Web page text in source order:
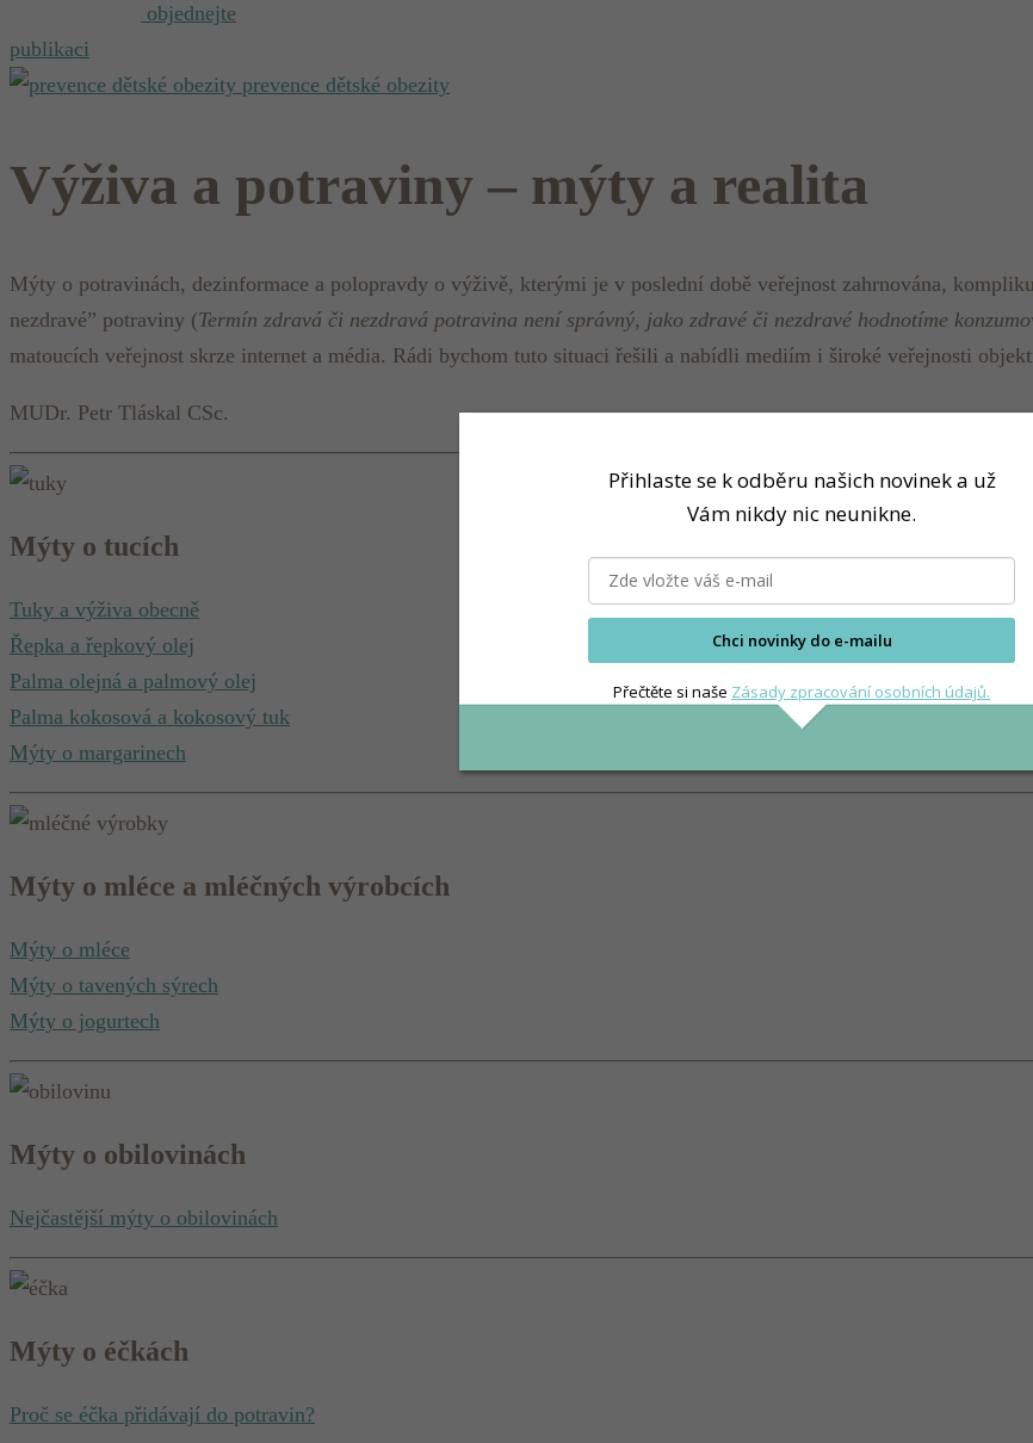
objednejte
publikaci
prevence dětské obezity
Výživa a potraviny – mýty a realita
Mýty o potravinách, dezinformace a polopravdy o výživě, kterými je v poslední době veřejnost zahrnována,
nezdravé” potraviny (Termín zdravá či nezdravá potravina není správný, jako zdravé či nezdravé hodnotíme
matoucích veřejnost skrze internet a média. Rádi bychom tuto situaci řešili a nabídli mediím i široké veřejnosti
MUDr. Petr Tláskal CSc.
Mýty o tucích
Tuky a výživa obecně
Řepka a řepkový olej
Palma olejná a palmový olej
Palma kokosová a kokosový tuk
Mýty o margarinech
Mýty o mléce a mléčných výrobcích
Mýty o mléce
Mýty o tavených sýrech
Mýty o jogurtech
Mýty o obilovinách
Nejčastější mýty o obilovinách
Mýty o éčkách
Proč se éčka přidávají do potravin?
Přihlaste se k odběru našich novinek a už
Vám nikdy nic neunikne.
Chci novinky do e-mailu
Přečtěte si naše Zásady zpracování osobních údajů.